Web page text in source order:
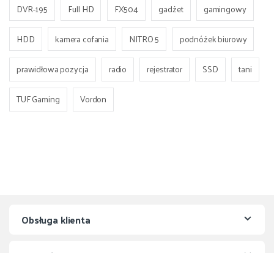
DVR-195
Full HD FX504 gadżet
gamingowy
HDD
kamera cofania NITRO 5
podnóżek biurowy
prawidłowa pozycja
radio rejestrator SSD
tani
TUF Gaming
Vordon
Obsługa klienta